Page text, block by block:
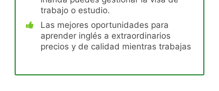
trabajo o estudio.
Las mejores oportunidades para
aprender inglés a extraordinarios
precios y de calidad mientras trabajas